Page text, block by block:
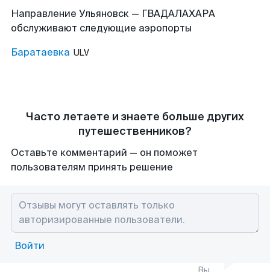
Направление Ульяновск — ГВАДАЛАХАРА
обслуживают следующие аэропорты
Баратаевка ULV
Часто летаете и знаете больше других
путешественников?
Оставьте комментарий — он поможет
пользователям принять решение
Войти